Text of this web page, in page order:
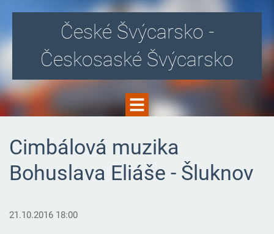
České Švýcarsko -
Českosaské Švýcarsko
Cimbálová muzika
Bohuslava Eliáše - Šluknov
21.10.2016 18:00